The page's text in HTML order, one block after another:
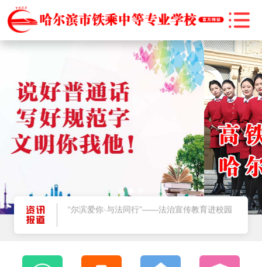
@师生家长，2025暑期将至，安全提示请牢记
哈尔滨市教育局关于2025年秋季学期学生资助政策执行的公告
“尔滨爱你·与法同行”——法治宣传教育进校园
燃情启航！哈尔滨市铁乘中等专业学校 2025 级新生军训正式拉开帷幕
哈尔滨市教育局关于2025年秋季学期学生资助政策执行的公告